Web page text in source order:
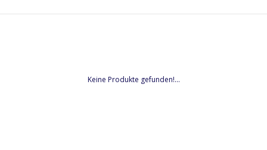
Keine Produkte gefunden!...